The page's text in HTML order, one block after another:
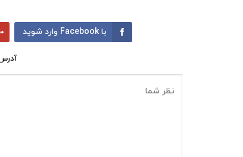
با Facebook وارد شوید